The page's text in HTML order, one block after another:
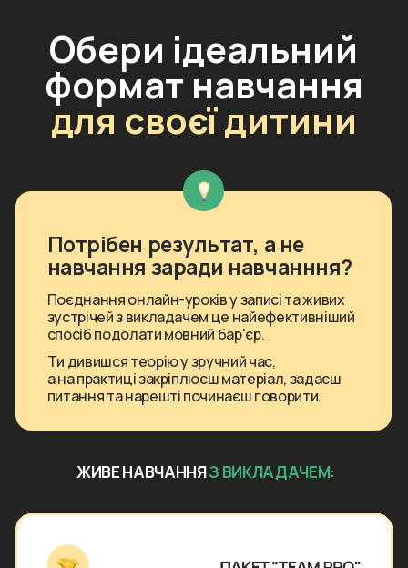
Обрати TEAM PRO зі знижкою 20%
Викладач, якого
твоя дитина дійсно
слухатиме
Макашов